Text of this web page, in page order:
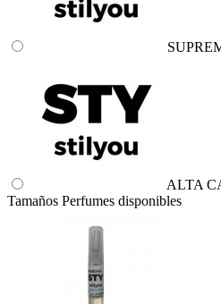
ALTA
Tamaños Perfumes disponibles